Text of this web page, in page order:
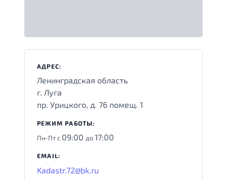
АДРЕС:
Ленинградская область
г. Луга
пр. Урицкого, д. 76 помещ. 1
РЕЖИМ РАБОТЫ:
Пн-Пт с 09:00 до17:00
EMAIL:
Kadastr.72@bk.ru